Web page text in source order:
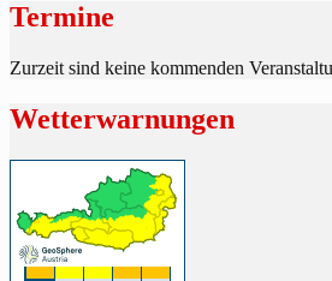
Termine
Zurzeit sind keine kommenden
Wetterwarnungen